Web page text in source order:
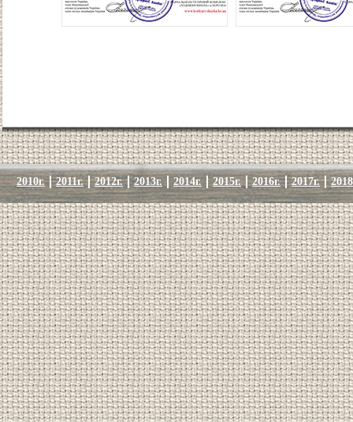
2010г. 2011г. 2012г. 2013г. 2014г. 2015г. 2016г. 2017г.